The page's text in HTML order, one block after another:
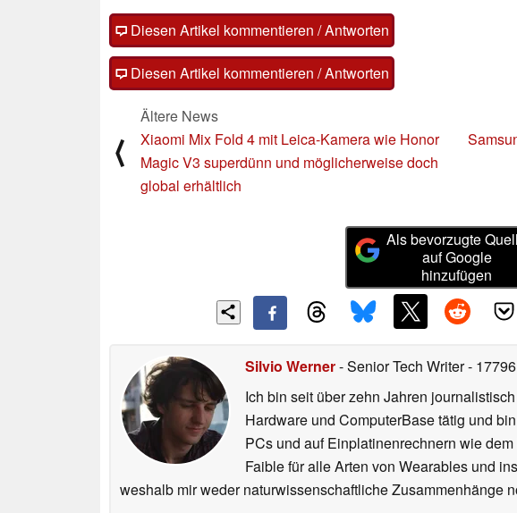
Diesen Artikel kommentieren / Antworten
Diesen Artikel kommentieren / Antworten
⟨
Ältere News
Xiaomi Mix Fold 4 mit Leica-Kamera wie Honor
Magic V3 superdünn und möglicherweise doch
global erhältlich
Als bevorzugte
auf Google
hinzufügen
Silvio Werner- Senior Tech Writer-
Ich bin seit über zehn Jahren
Hardware und ComputerBase tätig und
PCs und auf Einplatinenrechnern wie
Faible für alle Arten von Wearables und
weshalb mir weder naturwissenschaftliche Zusammenhänge